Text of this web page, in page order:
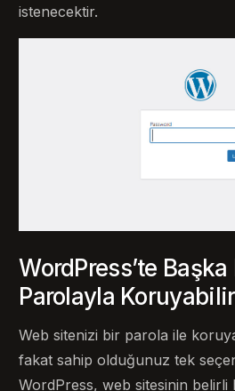
istenecektir.
WordPress’te
Parolayla
Web sitenizi bir parola ile
fakat sahip olduğunuz tek
WordPress, web sitesinin